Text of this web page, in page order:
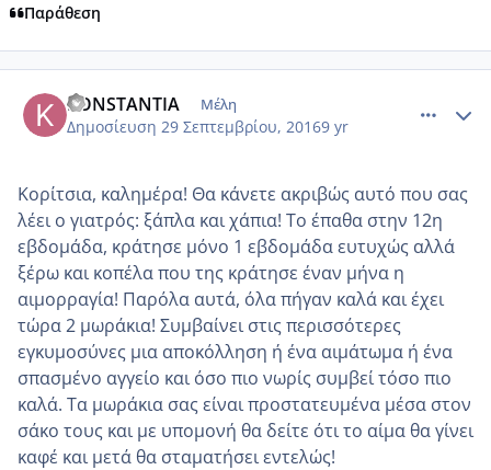
Παράθεση
KONSTANTIA Μέλη
Δημοσίευση 29 Σεπτεμβρίου, 20169 yr
Κορίτσια, καλημέρα! Θα κάνετε ακριβώς αυτό που σας
λέει ο γιατρός: ξάπλα και χάπια! Το έπαθα στην 12η
εβδομάδα, κράτησε μόνο 1 εβδομάδα ευτυχώς αλλά
ξέρω και κοπέλα που της κράτησε έναν μήνα η
αιμορραγία! Παρόλα αυτά, όλα πήγαν καλά και έχει
τώρα 2 μωράκια! Συμβαίνει στις περισσότερες
εγκυμοσύνες μια αποκόλληση ή ένα αιμάτωμα ή ένα
σπασμένο αγγείο και όσο πιο νωρίς συμβεί τόσο πιο
καλά. Τα μωράκια σας είναι προστατευμένα μέσα στον
σάκο τους και με υπομονή θα δείτε ότι το αίμα θα γίνει
καφέ και μετά θα σταματήσει εντελώς!